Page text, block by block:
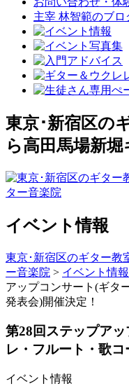
主宰 林智範のブロ
東京･新宿区の
ら高田馬場新
イベント情報
東京･新宿区のギター教
ー音楽院 > イベント情報
アップコンサート(ギタ
発表会)開催決定！
第28回ステップア
レ・フルート・歌コ
イベント情報